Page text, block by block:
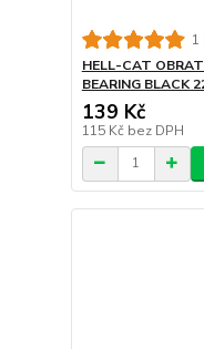
1
HELL-CAT
BEARING BLACK
139 Kč
115 Kč bez DPH